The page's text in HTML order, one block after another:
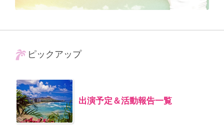
ピックアップ
出演予定＆活動報告一覧